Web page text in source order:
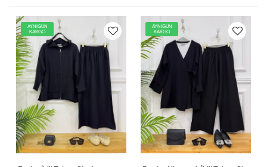
AYNIGÜN
KARGO
AYNIGÜN
KARGO